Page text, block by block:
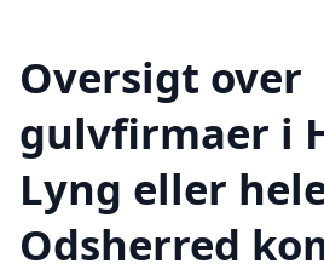
Oversigt over
gulvfirmaer i
Lyng eller
Odsherred